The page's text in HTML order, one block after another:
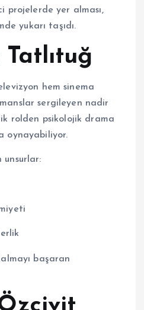
projelerde yer alması,
yukarı taşıdı.
Tatlıtuğ
hem sinema
sergileyen nadir
rolden psikolojik drama
oynayabiliyor.
unsurlar:
başaran